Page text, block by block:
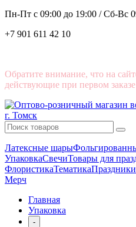
Пн-Пт с 09:00 до 19:00 /Сб-Вс
+7 901 611 42 10
Обратите внимание, что на
действующие при первом
Латексные шары
УпаковкаСвечиТовары для
ФлористикаТематикаПраздники
Мерч
Главная
Упаковка
-